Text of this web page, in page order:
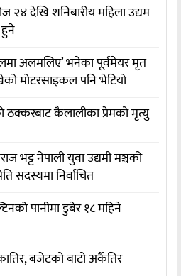
२४ देखि शनिबारीय महिला उद्यम
अलमलिए’ भनेका पूर्वमेयर मृत
मोटरसाइकल पनि भेटियो
कैलालीका प्रेमको मृत्यु
भट्ट नेपाली युवा उद्यमी मञ्चको
सदस्यमा निर्वाचित
पानीमा डुबेर १८ महिने
बजेटको बाटो अर्कैतिर